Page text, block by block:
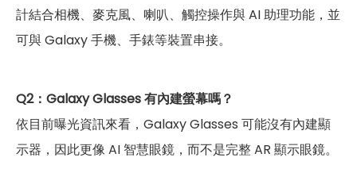
計結合相機、麥克風、喇叭、觸控操作與 AI 助理功能，並
可與 Galaxy 手機、手錶等裝置串接。
Q2：Galaxy Glasses 有內建螢幕嗎？
依目前曝光資訊來看，Galaxy Glasses 可能沒有內建顯
示器，因此更像 AI 智慧眼鏡，而不是完整 AR 顯示眼鏡。